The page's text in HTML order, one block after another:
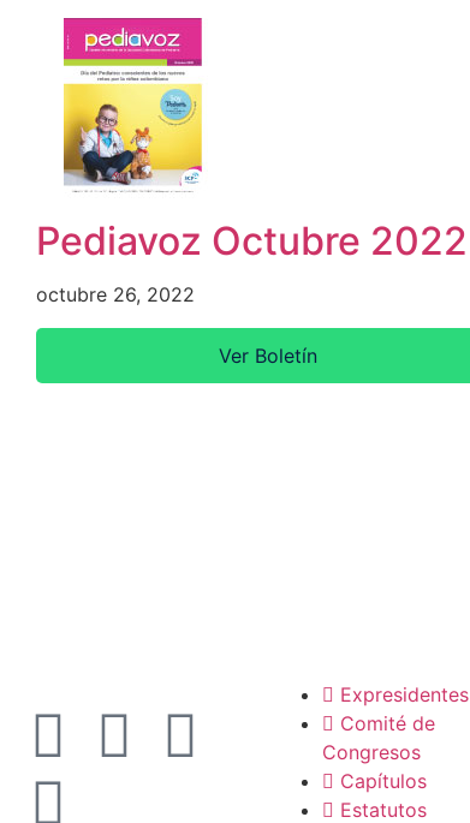
Pediavoz Octubre 2022
octubre 26, 2022
Ver Boletín
Expresidentes
Comité de
Congresos
Capítulos
Estatutos